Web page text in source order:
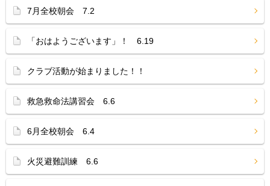
7月全校朝会 7.2
「おはようございます」！ 6.19
クラブ活動が始まりました！！
救急救命法講習会 6.6
6月全校朝会 6.4
火災避難訓練 6.6